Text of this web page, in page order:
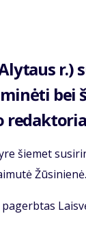
r.)
bei
šiemet
Žūsinienė.